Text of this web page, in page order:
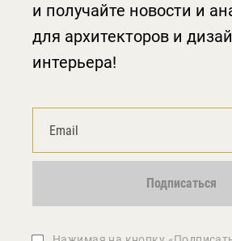
и получайте новости и
для архитекторов и
интерьера!
Подписаться